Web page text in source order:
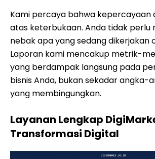
Kami percaya bahwa kepercayaan
atas keterbukaan. Anda tidak perlu
nebak apa yang sedang dikerjakan
Laporan kami mencakup metrik-
yang berdampak langsung pada
bisnis Anda, bukan sekadar angka-
yang membingungkan.
Layanan Lengkap
Transformasi Digital